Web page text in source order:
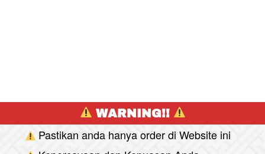
WARNING!!
Pastikan anda hanya order di Website ini